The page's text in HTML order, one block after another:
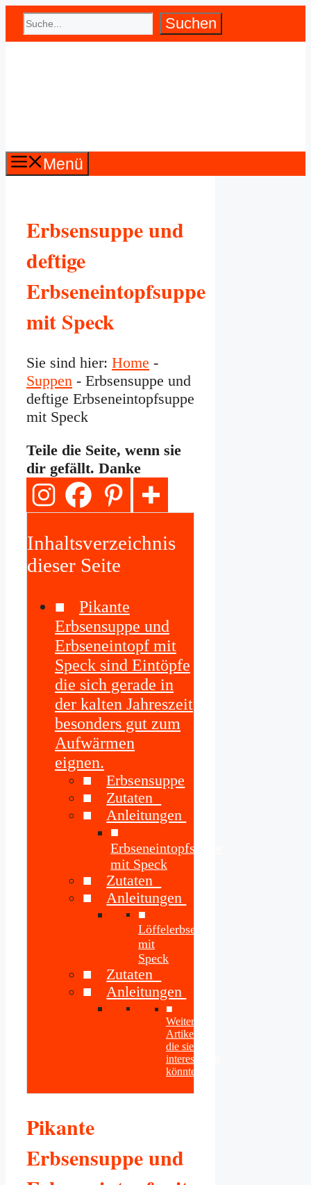
Zum
Inhalt
Suchen Suchen
Menü
Erbsensuppe und
deftige
Erbseneintopfsuppe
mit Speck
Sie sind hier: Home -
Suppen - Erbsensuppe und
deftige Erbseneintopfsuppe
mit Speck
Teile die Seite, wenn sie
dir gefällt. Danke
Inhaltsverzeichnis
dieser Seite
Pikante
Erbsensuppe und
Erbseneintopf mit
Speck sind Eintöpfe
die sich gerade in
der kalten Jahreszeit
besonders gut zum
Aufwärmen
eignen.
Erbsensuppe
Zutaten
Anleitungen
Erbseneintopfsuppe
mit Speck
Zutaten
Anleitungen
Löffelerbsen
mit
Speck
Zutaten
Anleitungen
Weitere
Artikel
die sie
interessieren
könnten
Pikante
Erbsensuppe und